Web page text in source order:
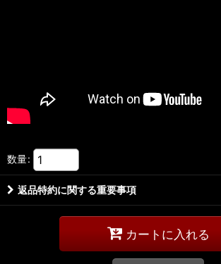
数量:
返品特約に関する重要事項
カートに入れる